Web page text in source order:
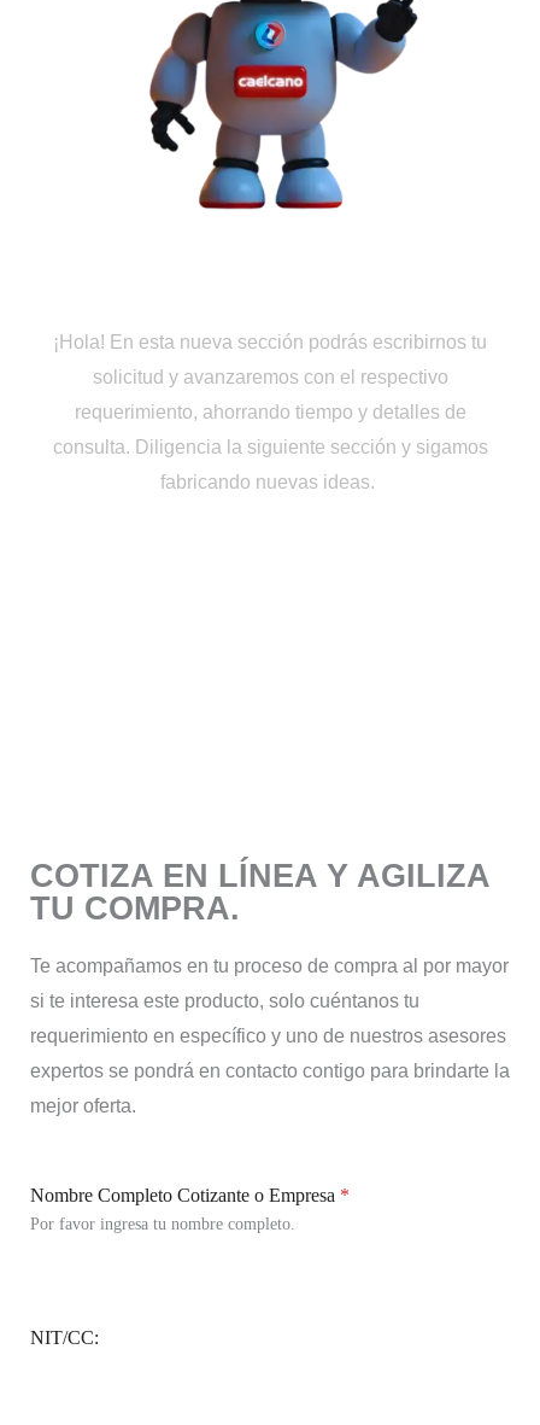
¡Hola! En esta nueva sección podrás escribirnos tu
solicitud y avanzaremos con el respectivo
requerimiento, ahorrando tiempo y detalles de
consulta. Diligencia la siguiente sección y sigamos
fabricando nuevas ideas.
COTIZA EN LÍNEA Y AGILIZA
TU COMPRA.
Te acompañamos en tu proceso de compra al por mayor
si te interesa este producto, solo cuéntanos tu
requerimiento en específico y uno de nuestros asesores
expertos se pondrá en contacto contigo para brindarte la
mejor oferta.
Nombre Completo Cotizante o Empresa *
Por favor ingresa tu nombre completo.
NIT/CC: